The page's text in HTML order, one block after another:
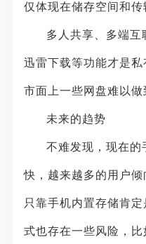
仅体现在储存空间和传
多人共享、多端互
迅雷下载等功能才是
市面上一些网盘难以做
未来的趋势
不难发现，现在的
快，越来越多的用户倾
只靠手机内置存储肯
式也存在一些风险，